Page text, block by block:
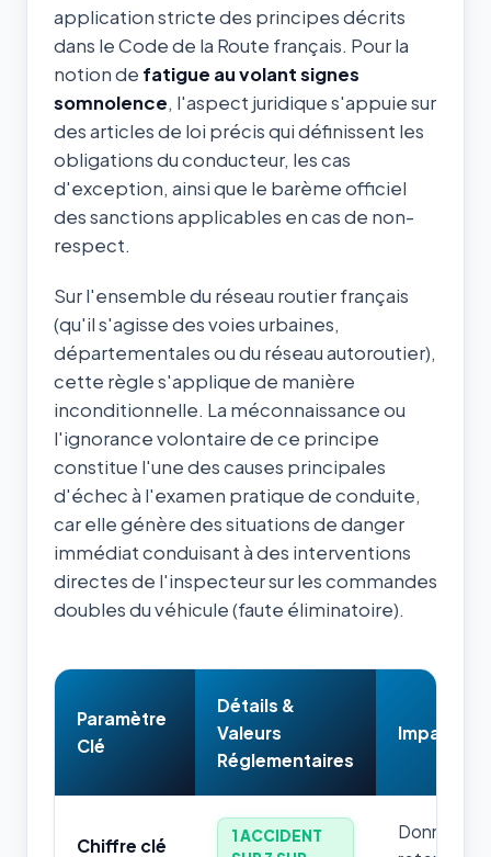
application stricte des principes décrits
dans le Code de la Route français. Pour la
notion de fatigue au volant signes
somnolence, l'aspect juridique s'appuie sur
des articles de loi précis qui définissent les
obligations du conducteur, les cas
d'exception, ainsi que le barème officiel
des sanctions applicables en cas de non-
respect.
Sur l'ensemble du réseau routier français
(qu'il s'agisse des voies urbaines,
départementales ou du réseau autoroutier),
cette règle s'applique de manière
inconditionnelle. La méconnaissance ou
l'ignorance volontaire de ce principe
constitue l'une des causes principales
d'échec à l'examen pratique de conduite,
car elle génère des situations de danger
immédiat conduisant à des interventions
directes de l'inspecteur sur les commandes
doubles du véhicule (faute éliminatoire).
Paramètre
Clé
Détails &
Valeurs
Réglementaires
Impact &
Chiffre clé
1 ACCIDENT
Donnée